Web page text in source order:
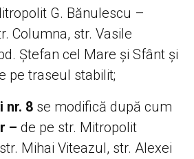
G. Bănulescu –
Columna, str. Vasile
Ștefan cel Mare și Sfânt și
pe traseul stabilit;
nr. 8 se modifică după cum
– de pe str. Mitropolit
Mihai Viteazul, str. Alexei